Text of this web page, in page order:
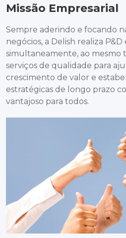
Missão Empresarial
Sempre aderindo e focando
negócios, a Delish realiza P&D
simultaneamente, ao mesmo
serviços de qualidade para
crescimento de valor e
estratégicas de longo prazo
vantajoso para todos.